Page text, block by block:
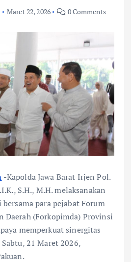
Maret 22, 2026 0 Comments
-Kapolda Jawa Barat Irjen Pol.
S.H., M.H. melaksanakan
para pejabat Forum
Daerah (Forkopimda) Provinsi
memperkuat sinergitas
21 Maret 2026,